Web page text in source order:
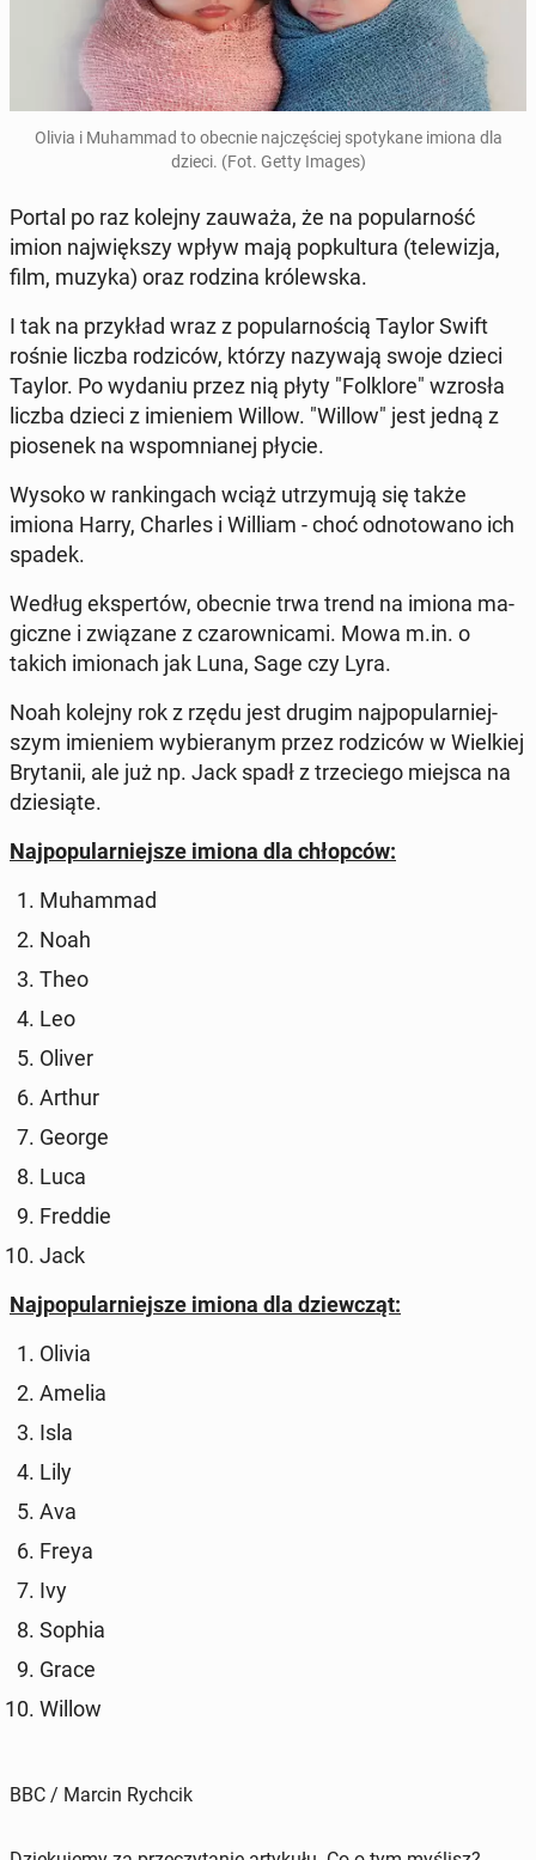
Olivia i Mu­ham­mad to obecnie naj­czę­ściej spo­ty­ka­ne imiona dla
dzieci. (Fot. Getty Images)
Portal po raz kolejny zauważa, że na po­pu­lar­ność
imion naj­więk­szy wpływ mają po­pkul­tu­ra (te­le­wi­zja,
film, muzyka) oraz rodzina kró­lew­ska.
I tak na przy­kład wraz z po­pu­lar­no­ścią Taylor Swift
rośnie liczba ro­dzi­ców, którzy na­zy­wa­ją swoje dzieci
Taylor. Po wydaniu przez nią płyty "Folk­lo­re" wzrosła
liczba dzieci z imie­niem Willow. "Willow" jest jedną z
pio­se­nek na wspo­mnia­nej płycie.
Wysoko w ran­kin­gach wciąż utrzy­mu­ją się także
imiona Harry, Charles i William - choć od­no­to­wa­no ich
spadek.
Według eks­per­tów, obecnie trwa trend na imiona ma­
gicz­ne i zwią­za­ne z cza­row­ni­ca­mi. Mowa m.in. o
takich imio­nach jak Luna, Sage czy Lyra.
Noah kolejny rok z rzędu jest drugim naj­po­pu­lar­niej­
szym imie­niem wy­bie­ra­nym przez ro­dzi­ców w Wiel­kiej
Bry­ta­nii, ale już np. Jack spadł z trze­cie­go miejsca na
dzie­sią­te.
Naj­po­pu­lar­niej­sze imiona dla chłop­ców:
Mu­ham­mad
Noah
Theo
Leo
Oliver
Arthur
George
Luca
Freddie
Jack
Naj­po­pu­lar­niej­sze imiona dla dziew­cząt:
Olivia
Amelia
Isla
Lily
Ava
Freya
Ivy
Sophia
Grace
Willow
BBC / Marcin Rychcik